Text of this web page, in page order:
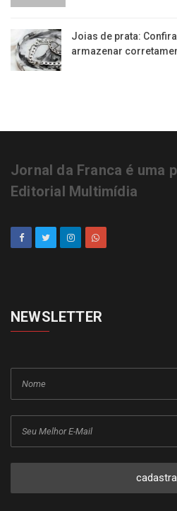
Joias de prata:
armazenar
Jornal da Franca é uma
Editorial Multimídia
NEWSLETTER